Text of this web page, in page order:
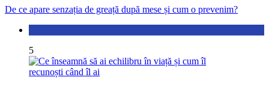
De ce apare senzația de greață după mese și cum o prevenim?
5